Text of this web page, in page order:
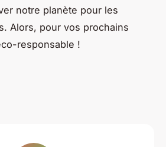
notre planète pour les
Alors, pour vos prochains
responsable !